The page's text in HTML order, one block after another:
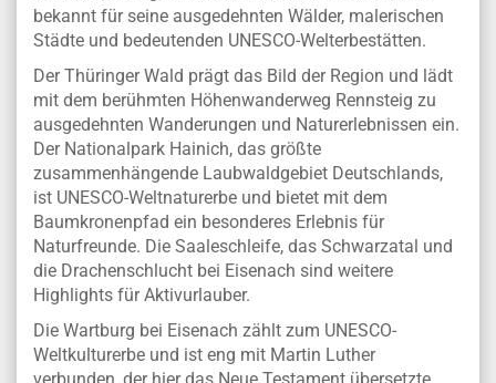
bekannt für seine ausgedehnten Wälder, malerischen
Städte und bedeutenden UNESCO-Welterbestätten.
Der Thüringer Wald prägt das Bild der Region und lädt
mit dem berühmten Höhenwanderweg Rennsteig zu
ausgedehnten Wanderungen und Naturerlebnissen ein.
Der Nationalpark Hainich, das größte
zusammenhängende Laubwaldgebiet Deutschlands,
ist UNESCO-Weltnaturerbe und bietet mit dem
Baumkronenpfad ein besonderes Erlebnis für
Naturfreunde. Die Saaleschleife, das Schwarzatal und
die Drachenschlucht bei Eisenach sind weitere
Highlights für Aktivurlauber.
Die Wartburg bei Eisenach zählt zum UNESCO-
Weltkulturerbe und ist eng mit Martin Luther